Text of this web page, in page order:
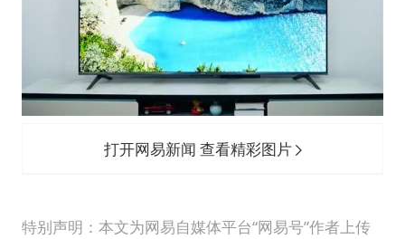
打开网易新闻 查看精彩图片
特别声明：本文为网易自媒体平台“网易号”作者上传